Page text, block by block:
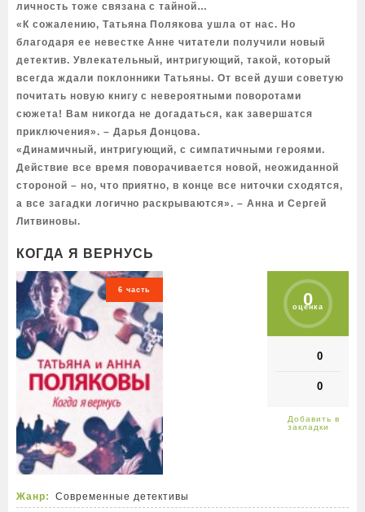
личность тоже связана с тайной…
«К сожалению, Татьяна Полякова ушла от нас. Но
благодаря ее невестке Анне читатели получили новый
детектив. Увлекательный, интригующий, такой, который
всегда ждали поклонники Татьяны. От всей души советую
почитать новую книгу с невероятными поворотами
сюжета! Вам никогда не догадаться, как завершатся
приключения». – Дарья Донцова.
«Динамичный, интригующий, с симпатичными героями.
Действие все время поворачивается новой, неожиданной
стороной – но, что приятно, в конце все ниточки сходятся,
а все загадки логично раскрываются». – Анна и Сергей
Литвиновы.
КОГДА Я ВЕРНУСЬ
6 часть 0
оценка
0
0
Жанр:
Современные детективы